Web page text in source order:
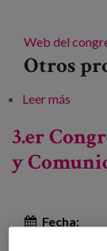
Web del
Otros
Leer más
3.er
y
Fecha: